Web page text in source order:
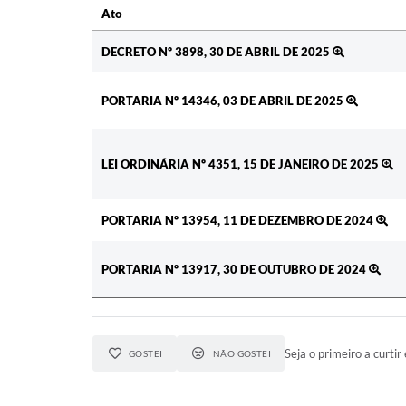
Ato
DECRETO Nº 3898, 30 DE ABRIL DE 2025
PORTARIA Nº 14346, 03 DE ABRIL DE 2025
LEI ORDINÁRIA Nº 4351, 15 DE JANEIRO DE 2025
PORTARIA Nº 13954, 11 DE DEZEMBRO DE 2024
PORTARIA Nº 13917, 30 DE OUTUBRO DE 2024
GOSTEI NÃO GOSTEI Seja o primeiro a curtir